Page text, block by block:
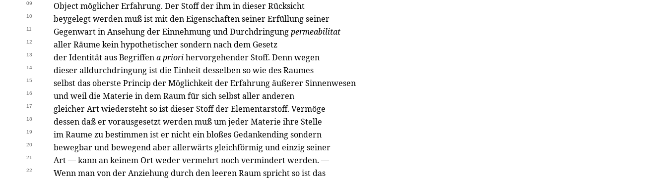
09 Object möglicher Erfahrung. Der Stoff der ihm in dieser Rücksicht
10 beygelegt werden muß ist mit den Eigenschaften seiner Erfüllung seiner
11 Gegenwart in Ansehung der Einnehmung und Durchdringungpermeabilitat
12 aller Räume kein hypothetischer sondern nach dem Gesetz
13 der Identität aus Begriffena priorihervorgehender Stoff. Denn wegen
14 dieser alldurchdringung ist die Einheit desselben so wie des Raumes
15 selbst das oberste Princip der Möglichkeit der Erfahrung äußerer Sinnenwesen
16 und weil die Materie in dem Raum für sich selbst aller anderen
17 gleicher Art wiedersteht so ist dieser Stoff der Elementarstoff. Vermöge
18 dessen daß er vorausgesetzt werden muß um jeder Materie ihre Stelle
19 im Raume zu bestimmen ist er nicht ein bloßes Gedankending sondern
20 bewegbar und bewegend aber allerwärts gleichförmig und einzig seiner
21 Art — kann an keinem Ort weder vermehrt noch vermindert werden. —
22 Wenn man von der Anziehung durch den leeren Raum spricht so ist das